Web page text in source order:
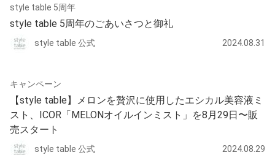
style table 5周年
style table 5周年のごあいさつと御礼
style table 公式 2024.08.31
キャンペーン
【style table】メロンを贅沢に使用したエシカル美容液ミ
スト、ICOR「MELONオイルインミスト」を8月29日〜販
売スタート
style table 公式 2024.08.29